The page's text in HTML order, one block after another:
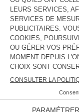
DESCRIPTION
TAILLE ET COUPE
COMPOSITION
ENTRETIEN
TRAÇABILITÉ